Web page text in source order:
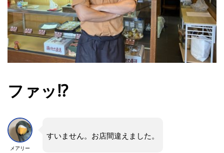
ファッ⁉︎
メアリー
すいません。お店間違えました。